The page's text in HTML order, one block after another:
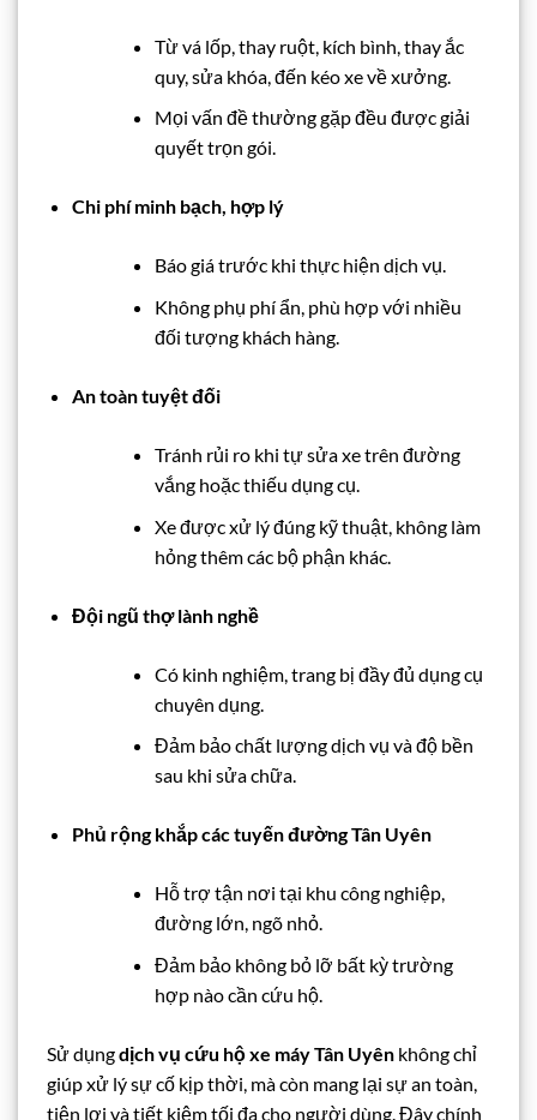
Từ vá lốp, thay ruột, kích bình, thay ắc
quy, sửa khóa, đến kéo xe về xưởng.
Mọi vấn đề thường gặp đều được giải
quyết trọn gói.
Chi phí minh bạch, hợp lý
Báo giá trước khi thực hiện dịch vụ.
Không phụ phí ẩn, phù hợp với nhiều
đối tượng khách hàng.
An toàn tuyệt đối
Tránh rủi ro khi tự sửa xe trên đường
vắng hoặc thiếu dụng cụ.
Xe được xử lý đúng kỹ thuật, không làm
hỏng thêm các bộ phận khác.
Đội ngũ thợ lành nghề
Có kinh nghiệm, trang bị đầy đủ dụng cụ
chuyên dụng.
Đảm bảo chất lượng dịch vụ và độ bền
sau khi sửa chữa.
Phủ rộng khắp các tuyến đường Tân Uyên
Hỗ trợ tận nơi tại khu công nghiệp,
đường lớn, ngõ nhỏ.
Đảm bảo không bỏ lỡ bất kỳ trường
hợp nào cần cứu hộ.
Sử dụngdịch vụ cứu hộ xe máy Tân Uyên không chỉ
giúp xử lý sự cố kịp thời, mà còn mang lại sự an toàn,
tiện lợi và tiết kiệm tối đa cho người dùng. Đây chính